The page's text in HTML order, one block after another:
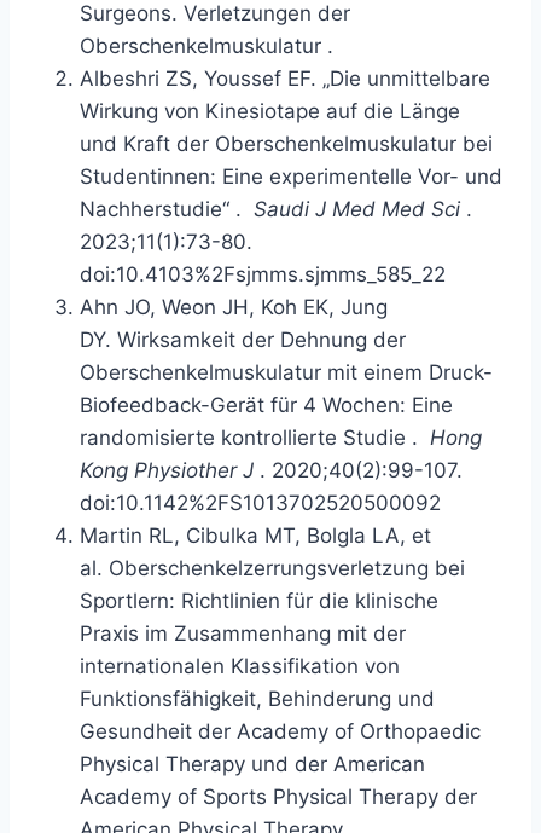
Surgeons. Verletzungen der
Oberschenkelmuskulatur .
Albeshri ZS, Youssef EF. „Die unmittelbare
Wirkung von Kinesiotape auf die Länge
und Kraft der Oberschenkelmuskulatur bei
Studentinnen: Eine experimentelle Vor- und
Nachherstudie“ . Saudi J Med Med Sci .
2023;11(1):73-80.
doi:10.4103%2Fsjmms.sjmms_585_22
Ahn JO, Weon JH, Koh EK, Jung
DY. Wirksamkeit der Dehnung der
Oberschenkelmuskulatur mit einem Druck-
Biofeedback-Gerät für 4 Wochen: Eine
randomisierte kontrollierte Studie . Hong
Kong Physiother J . 2020;40(2):99-107.
doi:10.1142%2FS1013702520500092
Martin RL, Cibulka MT, Bolgla LA, et
al. Oberschenkelzerrungsverletzung bei
Sportlern: Richtlinien für die klinische
Praxis im Zusammenhang mit der
internationalen Klassifikation von
Funktionsfähigkeit, Behinderung und
Gesundheit der Academy of Orthopaedic
Physical Therapy und der American
Academy of Sports Physical Therapy der